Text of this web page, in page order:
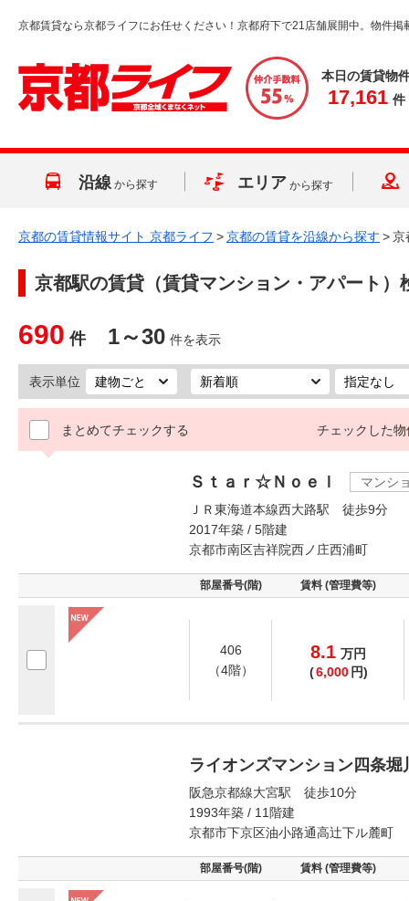
京都賃貸なら京都ライフにお任せください！京都府下で21店舗展開中。物件掲
本日の賃貸物
17,161 件
沿線 から探す エリア から探す
京都の賃貸情報サイト 京都ライフ >京都の賃貸を沿線から探す >京
京都駅の賃貸（賃貸マンション・アパート）
690 件 1～30 件を表示
表示単位
まとめてチェックする チェックした物
Ｓｔａｒ☆Ｎｏｅｌ
マンシ
ＪＲ東海道本線西大路駅 徒歩9分
2017年築 / 5階建
京都市南区吉祥院西ノ庄西浦町
部屋番号(階) 賃料 (管理費等)
406
（4階）
8.1 万円
(6,000 円)
ライオンズマンション四条堀
阪急京都線大宮駅 徒歩10分
1993年築 / 11階建
京都市下京区油小路通高辻下ル麓町
部屋番号(階) 賃料 (管理費等)